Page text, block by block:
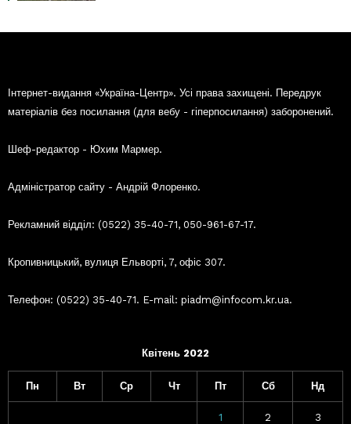
Інтернет-видання «Україна-Центр». Усі права захищені. Передрук
матеріалів без посилання (для вебу - гіперпосилання) заборонений.
Шеф-редактор - Юхим Мармер.
Адміністратор сайту - Андрій Флоренко.
Рекламний відділ: (0522) 35-40-71, 050-961-67-17.
Кропивницький, вулиця Ельворті, 7, офіс 307.
Телефон: (0522) 35-40-71. E-mail: piadm@infocom.kr.ua.
Квітень 2022
Пн Вт Ср Чт Пт Сб Нд
1 2 3